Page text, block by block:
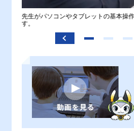
先生がパソコンやタブレットの基本操
す。